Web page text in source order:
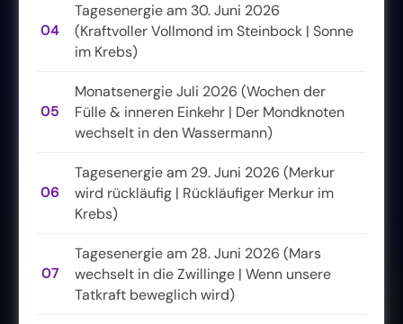
04
Tagesenergie am 30. Juni 2026
(Kraftvoller Vollmond im Steinbock | Sonne
im Krebs)
05
Monatsenergie Juli 2026 (Wochen der
Fülle & inneren Einkehr | Der Mondknoten
wechselt in den Wassermann)
06
Tagesenergie am 29. Juni 2026 (Merkur
wird rückläufig | Rückläufiger Merkur im
Krebs)
07
Tagesenergie am 28. Juni 2026 (Mars
wechselt in die Zwillinge | Wenn unsere
Tatkraft beweglich wird)